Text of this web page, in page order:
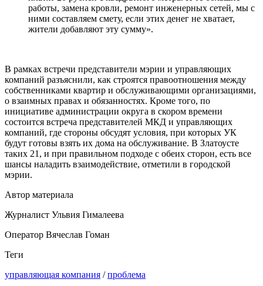
работы, замена кровли, ремонт инженерных сетей, мы с
ними составляем смету, если этих денег не хватает,
жители добавляют эту сумму».
В рамках встречи представители мэрии и управляющих
компаний разъяснили, как строятся правоотношения между
собственниками квартир и обслуживающими организациями,
о взаимных правах и обязанностях. Кроме того, по
инициативе администрации округа в скором времени
состоится встреча представителей МКД и управляющих
компаний, где стороны обсудят условия, при которых УК
будут готовы взять их дома на обслуживание. В Златоусте
таких 21, и при правильном подходе с обеих сторон, есть все
шансы наладить взаимодействие, отметили в городской
мэрии.
Автор материала
Журналист Ульвия Гималеева
Оператор Вячеслав Гоман
Теги
управляющая компания /проблема